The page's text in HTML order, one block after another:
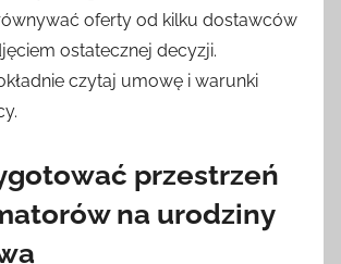
oferty od kilku dostawców
ostatecznej decyzji.
czytaj umowę i warunki
przestrzeń
na urodziny